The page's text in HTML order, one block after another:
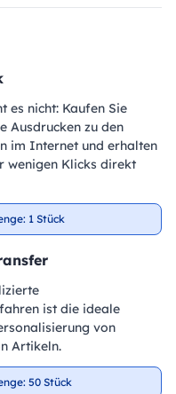
es nicht: Kaufen Sie
Ausdrucken zu den
im Internet und erhalten
wenigen Klicks direkt
1 Stück
ist die ideale
von
Artikeln.
50 Stück